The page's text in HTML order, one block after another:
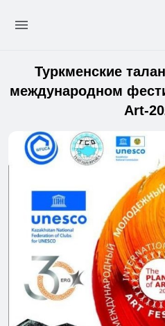
Туркменские
международном
Art-